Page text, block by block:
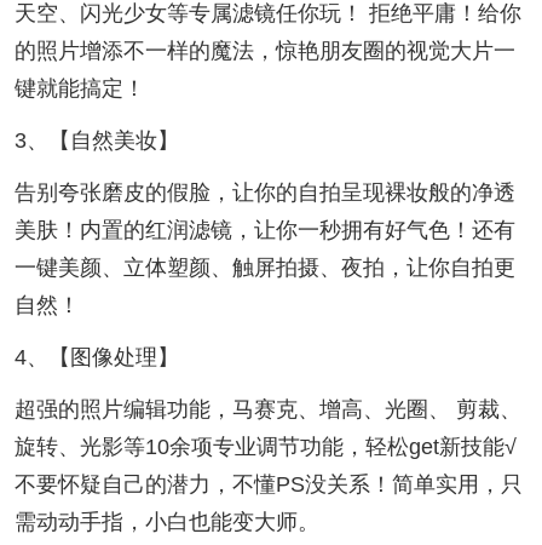
天空、闪光少女等专属滤镜任你玩！ 拒绝平庸！给你
的照片增添不一样的魔法，惊艳朋友圈的视觉大片一
键就能搞定！
3、【自然美妆】
告别夸张磨皮的假脸，让你的自拍呈现裸妆般的净透
美肤！内置的红润滤镜，让你一秒拥有好气色！还有
一键美颜、立体塑颜、触屏拍摄、夜拍，让你自拍更
自然！
4、【图像处理】
超强的照片编辑功能，马赛克、增高、光圈、 剪裁、
旋转、光影等10余项专业调节功能，轻松get新技能√
不要怀疑自己的潜力，不懂PS没关系！简单实用，只
需动动手指，小白也能变大师。